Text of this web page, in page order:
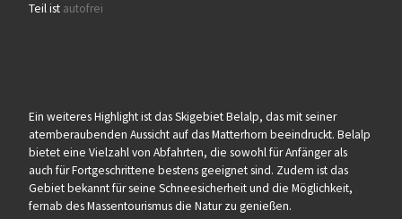
Teil ist autofrei
Ein weiteres Highlight ist das Skigebiet Belalp, das mit seiner
atemberaubenden Aussicht auf das Matterhorn beeindruckt. Belalp
bietet eine Vielzahl von Abfahrten, die sowohl für Anfänger als
auch für Fortgeschrittene bestens geeignet sind. Zudem ist das
Gebiet bekannt für seine Schneesicherheit und die Möglichkeit,
fernab des Massentourismus die Natur zu genießen.